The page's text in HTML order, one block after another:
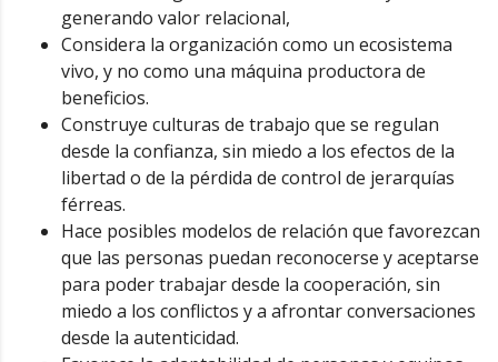
generando valor relacional,
Considera la organización como un ecosistema
vivo, y no como una máquina productora de
beneficios.
Construye culturas de trabajo que se regulan
desde la confianza, sin miedo a los efectos de la
libertad o de la pérdida de control de jerarquías
férreas.
Hace posibles modelos de relación que favorezcan
que las personas puedan reconocerse y aceptarse
para poder trabajar desde la cooperación, sin
miedo a los conflictos y a afrontar conversaciones
desde la autenticidad.